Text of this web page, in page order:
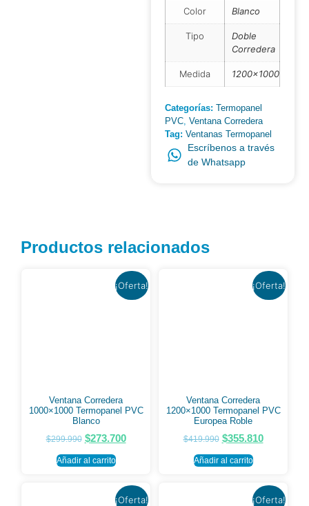
Color Blanco
Tipo
Doble
Corredera
Medida 1200×1000
Categorías: Termopanel
PVC ,Ventana Corredera
Tag: Ventanas Termopanel
Escríbenos a través
de Whatsapp
Productos relacionados
¡Oferta!
Ventana Corredera
1000×1000 Termopanel PVC
Blanco
$299.990 $273.700
Añadir al carrito
¡Oferta!
Ventana Corredera
1200×1000 Termopanel PVC
Europea Roble
$419.990 $355.810
Añadir al carrito
¡Oferta! ¡Oferta!